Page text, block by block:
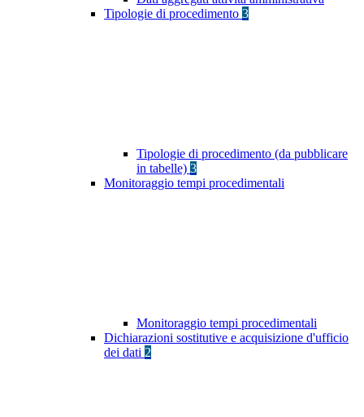
Tipologie di procedimento 3
Tipologie di procedimento (da pubblicare
in tabelle) 3
Monitoraggio tempi procedimentali
Monitoraggio tempi procedimentali
Dichiarazioni sostitutive e acquisizione d'ufficio
dei dati 2